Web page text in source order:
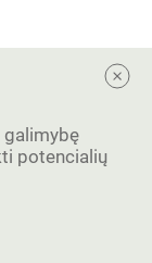
galimybę
potencialių